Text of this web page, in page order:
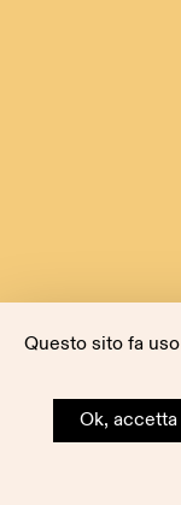
Questo sito fa
Ok,